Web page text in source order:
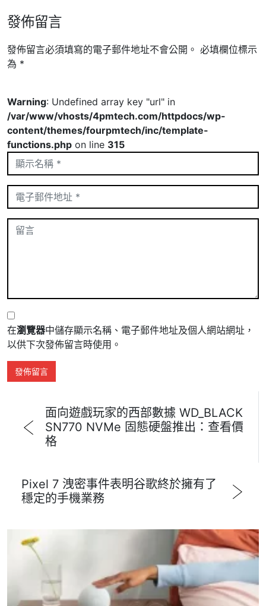
發佈留言
發佈留言必須填寫的電子郵件地址不會公開。 必填欄位標示
為 *
Warning: Undefined array key "url" in
/var/www/vhosts/4pmtech.com/httpdocs/wp-
content/themes/fourpmtech/inc/template-
functions.php on line 315
在瀏覽器中儲存顯示名稱、電子郵件地址及個人網站網址，
以供下次發佈留言時使用。
面向遊戲玩家的西部數據 WD_BLACK
SN770 NVMe 固態硬盤推出：查看價
格
Pixel 7 洩密事件表明谷歌終於擁有了
穩定的手機業務